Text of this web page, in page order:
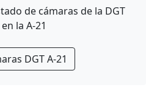
de cámaras de la DGT
en la A-21
DGT A-21